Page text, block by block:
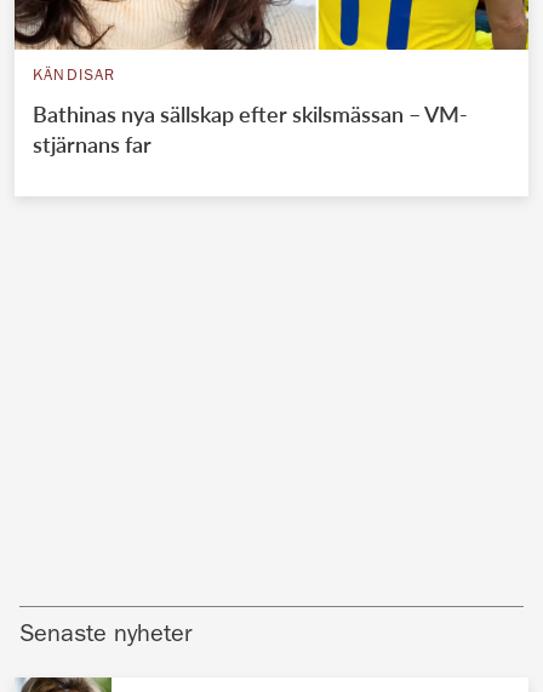
KÄNDISAR
Bathinas nya sällskap efter skilsmässan – VM-
stjärnans far
Senaste nyheter